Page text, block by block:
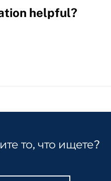
helpful?
то, что ищете?